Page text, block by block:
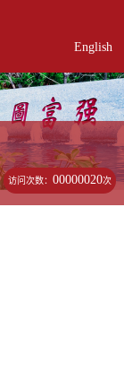
English
访问次数：00000020次